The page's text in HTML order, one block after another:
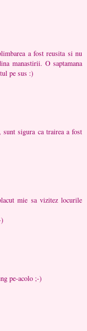
a fost reusita si nu
manastirii. O saptamana
pe sus :)
sigura ca trairea a fost
mie sa vizitez locurile
pe-acolo ;-)